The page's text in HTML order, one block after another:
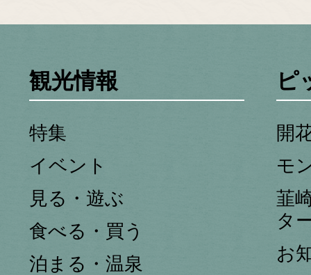
観光情報
特集
イベント
見る・遊ぶ
食べる・買う
泊まる・温泉
ピ
開
モ
韮
タ
お